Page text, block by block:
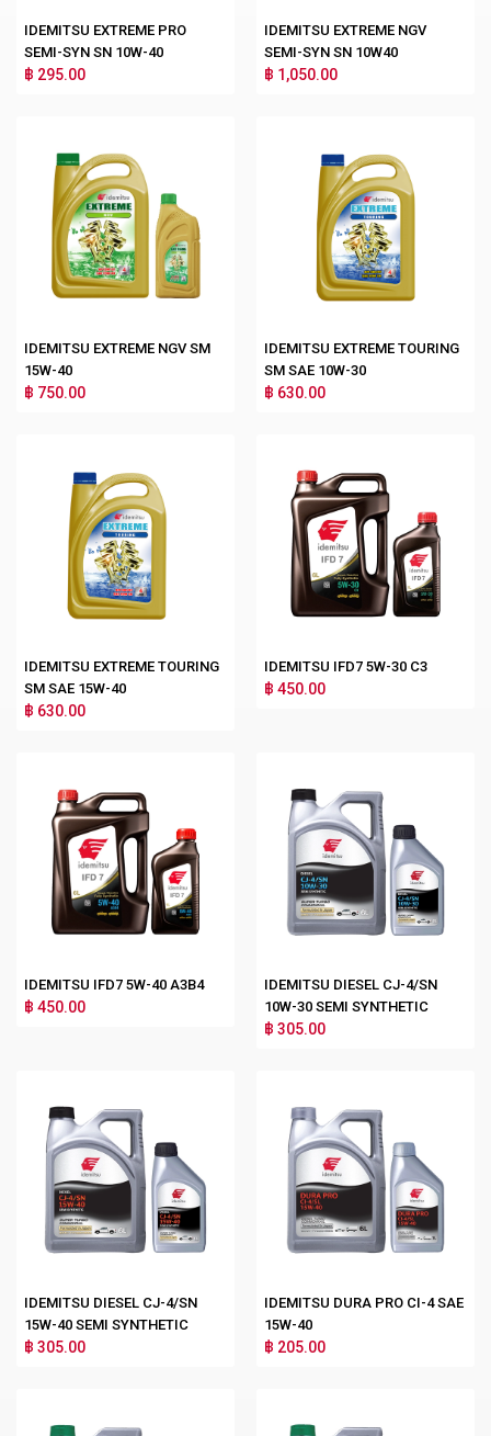
IDEMITSU EXTREME PRO
SEMI-SYN SN 10W-40
฿ 295.00
IDEMITSU EXTREME NGV
SEMI-SYN SN 10W40
฿ 1,050.00
IDEMITSU EXTREME NGV SM
15W-40
฿ 750.00
IDEMITSU EXTREME TOURING
SM SAE 10W-30
฿ 630.00
IDEMITSU EXTREME TOURING
SM SAE 15W-40
฿ 630.00
IDEMITSU IFD7 5W-30 C3
฿ 450.00
IDEMITSU IFD7 5W-40 A3B4
฿ 450.00
IDEMITSU DIESEL CJ-4/SN
10W-30 SEMI SYNTHETIC
฿ 305.00
IDEMITSU DIESEL CJ-4/SN
15W-40 SEMI SYNTHETIC
฿ 305.00
IDEMITSU DURA PRO CI-4 SAE
15W-40
฿ 205.00